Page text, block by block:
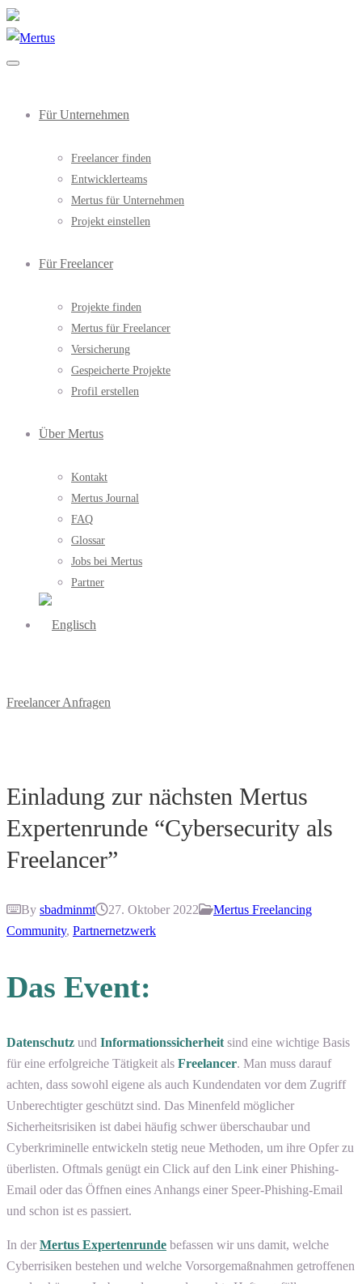
Für Unternehmen
Freelancer finden
Entwicklerteams
Mertus für Unternehmen
Projekt einstellen
Für Freelancer
Projekte finden
Mertus für Freelancer
Versicherung
Gespeicherte Projekte
Profil erstellen
Über Mertus
Kontakt
Mertus Journal
FAQ
Glossar
Jobs bei Mertus
Partner
Freelancer Anfragen
Einladung zur nächsten Mertus
Expertenrunde “Cybersecurity als
Freelancer”
By sbadminmt 27. Oktober 2022
Mertus Freelancing
Community, Partnernetzwerk
Das Event:
Datenschutz und Informationssicherheit sind eine wichtige Basis
für eine erfolgreiche Tätigkeit als Freelancer. Man muss darauf
achten, dass sowohl eigene als auch Kundendaten vor dem Zugriff
Unberechtigter geschützt sind. Das Minenfeld möglicher
Sicherheitsrisiken ist dabei häufig schwer überschaubar und
Cyberkriminelle entwickeln stetig neue Methoden, um ihre Opfer zu
überlisten. Oftmals genügt ein Click auf den Link einer Phishing-
Email oder das Öffnen eines Anhangs einer Speer-Phishing-Email
und schon ist es passiert.
In der Mertus Expertenrunde befassen wir uns damit, welche
Cyberrisiken bestehen und welche Vorsorgemaßnahmen getroffenen